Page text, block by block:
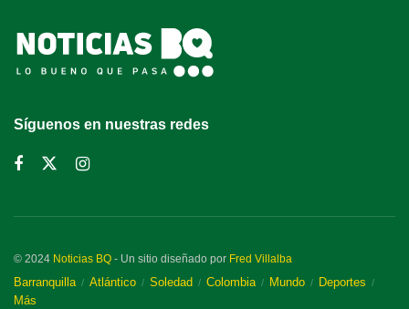
Síguenos en nuestras redes
© 2024 Noticias BQ - Un sitio diseñado por Fred Villalba
Barranquilla Atlántico Soledad Colombia Mundo
Deportes
Más